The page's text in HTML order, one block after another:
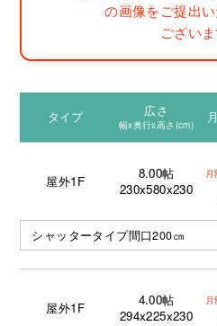
の画像をご提出
ございま
タイプ 広さ
幅x奥行x高さ(cm)
屋外1F 8.00帖
230x580x230
シャッタータイプ間口200㎝
屋外1F 4.00帖
294x225x230